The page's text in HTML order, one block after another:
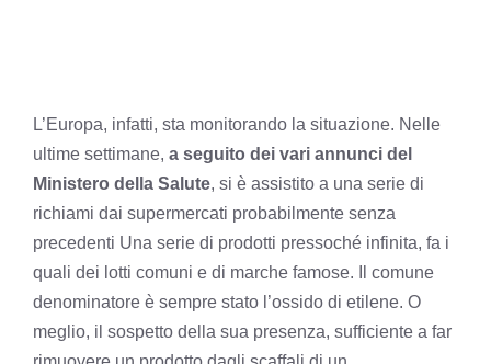
L’Europa, infatti, sta monitorando la situazione. Nelle
ultime settimane, a seguito dei vari annunci del
Ministero della Salute, si è assistito a una serie di
richiami dai supermercati probabilmente senza
precedenti Una serie di prodotti pressoché infinita, fa i
quali dei lotti comuni e di marche famose. Il comune
denominatore è sempre stato l’ossido di etilene. O
meglio, il sospetto della sua presenza, sufficiente a far